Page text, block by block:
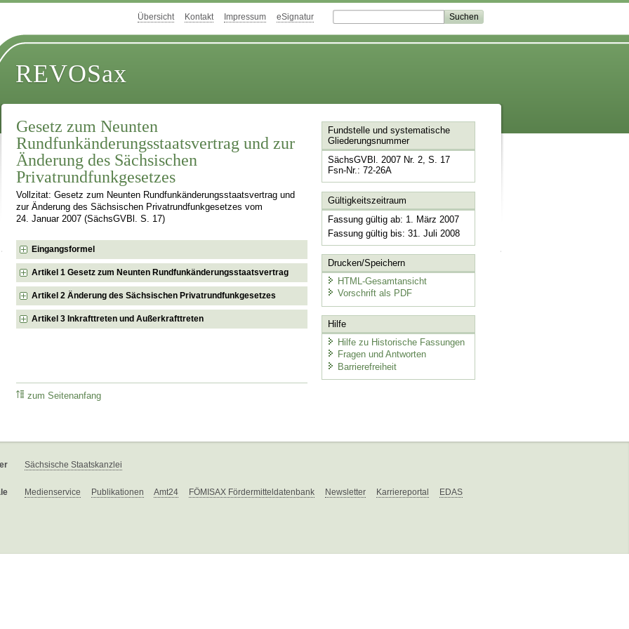
Übersicht Kontakt Impressum eSignatur
REVOSax
Gesetz zum Neunten
Rundfunkänderungsstaatsvertrag und zur
Änderung des Sächsischen
Privatrundfunkgesetzes
Vollzitat: Gesetz zum Neunten Rundfunkänderungsstaatsvertrag und
zur Änderung des Sächsischen Privatrundfunkgesetzes vom
24. Januar 2007 (SächsGVBl. S. 17)
Eingangsformel
Artikel 1 Gesetz zum Neunten Rundfunkänderungsstaatsvertrag
Artikel 2 Änderung des Sächsischen Privatrundfunkgesetzes
Artikel 3 Inkrafttreten und Außerkrafttreten
zum Seitenanfang
Fundstelle und systematische
Gliederungsnummer
SächsGVBl. 2007 Nr. 2, S. 17
Fsn-Nr.: 72-26A
Gültigkeitszeitraum
Fassung gültig ab: 1. März 2007
Fassung gültig bis: 31. Juli 2008
Drucken/Speichern
HTML-Gesamtansicht
Vorschrift als PDF
Hilfe
Hilfe zu Historische Fassungen
Fragen und Antworten
Barrierefreiheit
Sächsische Staatskanzlei
Medienservice Publikationen Amt24 FÖMISAX Fördermitteldatenbank Newsletter Karriereportal EDAS